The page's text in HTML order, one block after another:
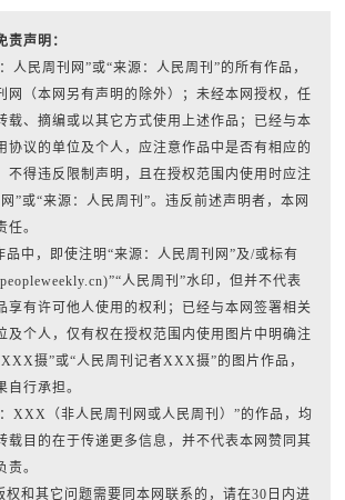
责声明：
人民周刊网”或“来源：人民周刊”的所有作品，
网（本网另有声明的除外）；未经本网授权，任
载、摘编或以其它方式使用上述作品；已经与本
协议的单位及个人，应注意作品中是否有相应的
不得违反限制声明，且在授权范围内使用时应注
”或“来源：人民周刊”。违反前述声明者，本网
任。
品中，即使注明“来源：人民周刊网”及/或标有
人民周刊”水印，但并不代表
享有许可他人使用的权利；已经与本网签署相关
及个人，仅有权在授权范围内使用图片中明确注
摄”或“人民周刊记者XXX摄”的图片作品，
自行承担。
XXX（非人民周刊网或人民周刊）”的作品，均
载目的在于传递更多信息，并不代表本网赞同其
责。
权和其它问题需要同本网联系的，请在30日内进